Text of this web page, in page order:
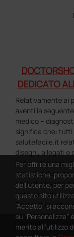
DEDICATO
Relativamente ai
aventi la
medico –
significa che:
salutefacile.it
disegni, allegati e
natura di
sono di natura
esclusivamente a
potenziali clienti
Doctorshop
Copyright
Per offrire una
statistiche,
dell'utente, per
questo sito
“Accetto” si
su
merito all'utilizzo